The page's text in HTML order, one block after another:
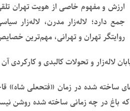
ارزش و مفهوم خاصی از هویت تهران
جمع دارد؛ لاله‌زار مدرن، لاله‌زار
روایتگر تهران و تهرانی، مهم‌ترین
لاله‌زار و تحولات کالبدی و کارکردی
ساخته شده در زمان «فتحعلی شاه»